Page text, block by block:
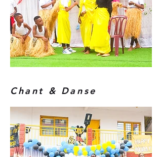
Chant & Danse